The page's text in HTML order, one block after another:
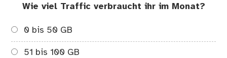
Wie viel Traffic verbraucht ihr im Monat?
0 bis 50 GB
51 bis 100 GB